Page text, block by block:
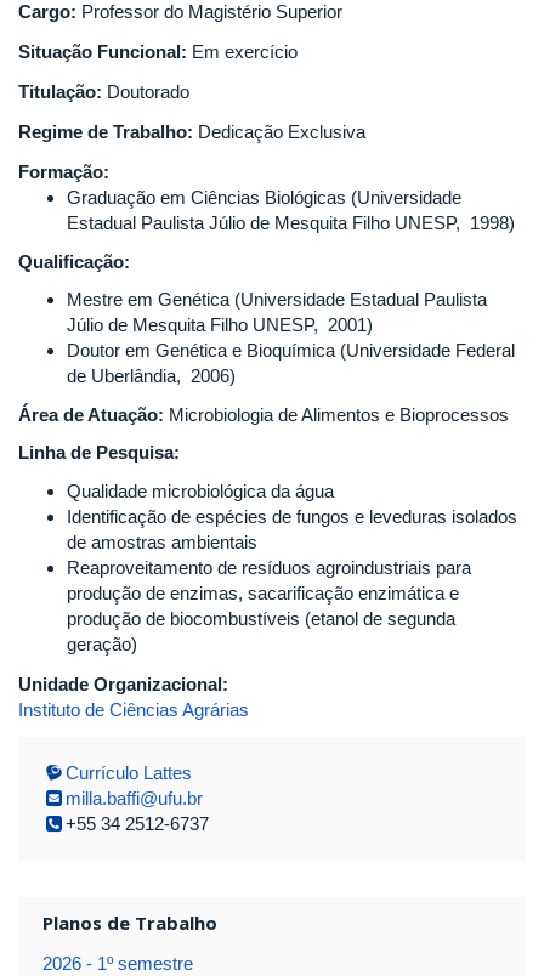
Cargo: Professor do Magistério Superior
Situação Funcional: Em exercício
Titulação: Doutorado
Regime de Trabalho: Dedicação Exclusiva
Formação:
Graduação em Ciências Biológicas (Universidade
Estadual Paulista Júlio de Mesquita Filho UNESP, 1998)
Qualificação:
Mestre em Genética (Universidade Estadual Paulista
Júlio de Mesquita Filho UNESP, 2001)
Doutor em Genética e Bioquímica (Universidade Federal
de Uberlândia, 2006)
Área de Atuação: Microbiologia de Alimentos e Bioprocessos
Linha de Pesquisa:
Qualidade microbiológica da água
Identificação de espécies de fungos e leveduras isolados
de amostras ambientais
Reaproveitamento de resíduos agroindustriais para
produção de enzimas, sacarificação enzimática e
produção de biocombustíveis (etanol de segunda
geração)
Unidade Organizacional:
Instituto de Ciências Agrárias
Currículo Lattes
milla.baffi@ufu.br
+55 34 2512-6737
Planos de Trabalho
2026 - 1º semestre